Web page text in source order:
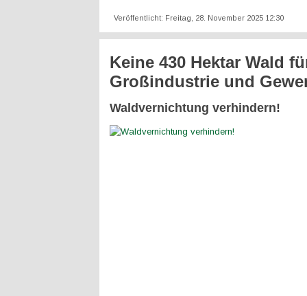
Veröffentlicht: Freitag, 28. November 2025 12:30
Keine 430 Hektar Wald
Großindustrie und
Waldvernichtung verhindern!